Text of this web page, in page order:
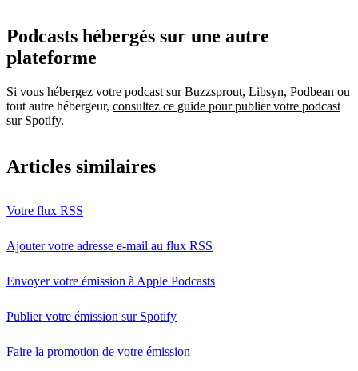
Podcasts hébergés sur une autre
plateforme
Si vous hébergez votre podcast sur Buzzsprout, Libsyn, Podbean ou
tout autre hébergeur, consultez ce guide pour publier votre podcast
sur Spotify.
Articles similaires
Votre flux RSS
Ajouter votre adresse e-mail au flux RSS
Envoyer votre émission à Apple Podcasts
Publier votre émission sur Spotify
Faire la promotion de votre émission